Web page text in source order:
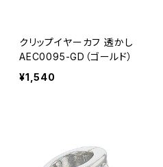
クリップイヤーカフ 透かし
AEC0095-GD（ゴールド）
¥1,540